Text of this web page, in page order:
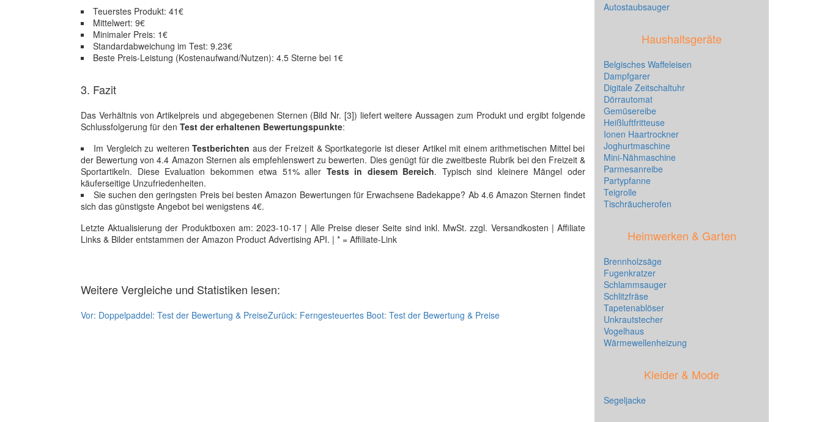
Teuerstes Produkt: 41€
Mittelwert: 9€
Minimaler Preis: 1€
Standardabweichung im Test: 9.23€
Beste Preis-Leistung (Kostenaufwand/Nutzen): 4.5 Sterne bei 1€
3. Fazit
Das Verhältnis von Artikelpreis und abgegebenen Sternen (Bild Nr. [3]) liefert weitere Aussagen zum Produkt und ergibt folgende
Schlussfolgerung für den Test der erhaltenen Bewertungspunkte:
Im Vergleich zu weiterenTestberichten aus der Freizeit & Sportkategorie ist dieser Artikel mit einem arithmetischen Mittel bei
der Bewertung von 4.4 Amazon Sternen als empfehlenswert zu bewerten. Dies genügt für die zweitbeste Rubrik bei den Freizeit &
Sportartikeln. Diese Evaluation bekommen etwa 51% aller Tests in diesem Bereich. Typisch sind kleinere Mängel oder
käuferseitige Unzufriedenheiten.
Sie suchen den geringsten Preis bei besten Amazon Bewertungen für Erwachsene Badekappe? Ab 4.6 Amazon Sternen findet
sich das günstigste Angebot bei wenigstens 4€.
Letzte Aktualisierung der Produktboxen am: 2023-10-17 | Alle Preise dieser Seite sind inkl. MwSt. zzgl. Versandkosten | Affiliate
Links & Bilder entstammen der Amazon Product Advertising API. | * = Affiliate-Link
Weitere Vergleiche und Statistiken lesen:
Vor: Doppelpaddel: Test der Bewertung & PreiseZurück: Ferngesteuertes Boot: Test der Bewertung & Preise
Autostaubsauger
Haushaltsgeräte
Belgisches Waffeleisen
Dampfgarer
Digitale Zeitschaltuhr
Dörrautomat
Gemüsereibe
Heißluftfritteuse
Ionen Haartrockner
Joghurtmaschine
Mini-Nähmaschine
Parmesanreibe
Partypfanne
Teigrolle
Tischräucherofen
Heimwerken & Garten
Brennholzsäge
Fugenkratzer
Schlammsauger
Schlitzfräse
Tapetenablöser
Unkrautstecher
Vogelhaus
Wärmewellenheizung
Kleider & Mode
Segeljacke